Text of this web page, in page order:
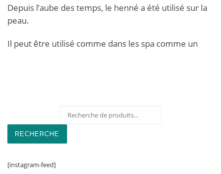
Depuis l’aube des temps, le henné a été utilisé sur la
peau.
Il peut être utilisé comme dans les spa comme un
RECHERCHE
[instagram-feed]